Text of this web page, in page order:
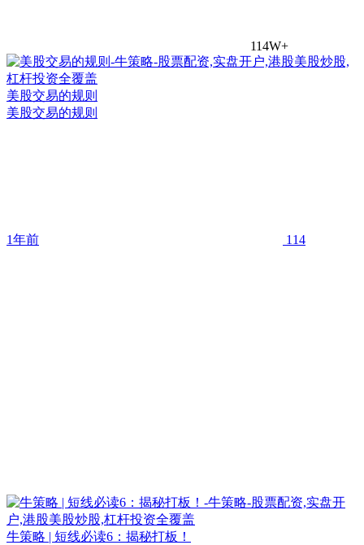
114W+
美股交易的规则
美股交易的规则
1年前 114
牛策略 | 短线必读6：揭秘打板！